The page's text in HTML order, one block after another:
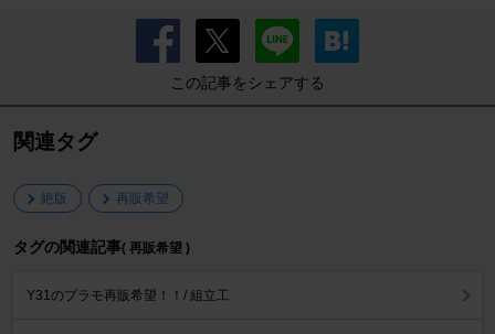
この記事をシェアする
関連タグ
絶版 再販希望
タグの関連記事( 再販希望 )
Y31のプラモ再販希望！！/ 組立工